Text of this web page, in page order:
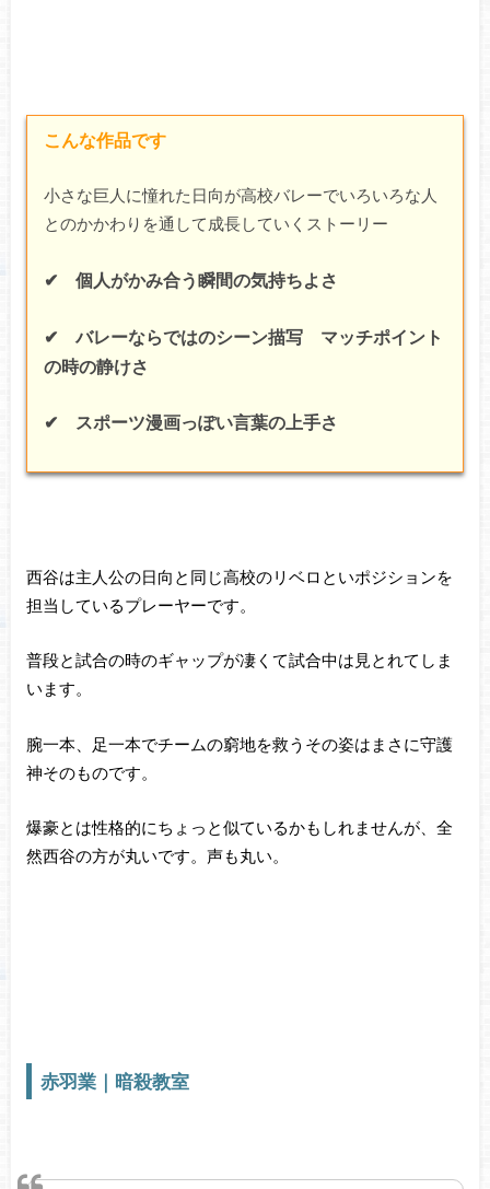
こんな作品です
小さな巨人に憧れた日向が高校バレーでいろいろな人
とのかかわりを通して成長していくストーリー
✔ 個人がかみ合う瞬間の気持ちよさ
✔ バレーならではのシーン描写 マッチポイント
の時の静けさ
✔ スポーツ漫画っぽい言葉の上手さ
西谷は主人公の日向と同じ高校のリベロといポジションを
担当しているプレーヤーです。
普段と試合の時のギャップが凄くて試合中は見とれてしま
います。
腕一本、足一本でチームの窮地を救うその姿はまさに守護
神そのものです。
爆豪とは性格的にちょっと似ているかもしれませんが、全
然西谷の方が丸いです。声も丸い。
赤羽業｜暗殺教室